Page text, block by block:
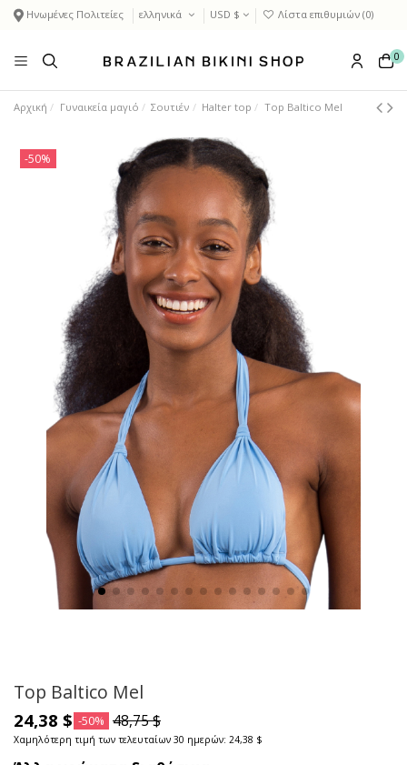
Ηνωμένες Πολιτείες ελληνικά USD $ Λίστα επιθυμιών (0)
0
Αρχική Γυναικεία μαγιό Σουτιέν Halter top Top Baltico Mel
-50%
Top Baltico Mel
24,38 $ -50% 48,75 $
Χαμηλότερη τιμή των τελευταίων 30 ημερών: 24,38 $